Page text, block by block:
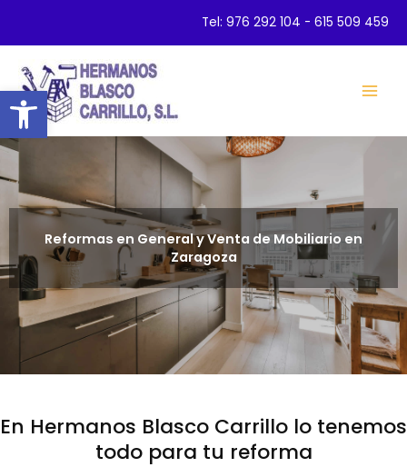
Abrir barra de herramientas
Tel: 976 292 104 - 615 509 459
Reformas en General y Venta de Mobiliario en
Zaragoza
En Hermanos Blasco Carrillo lo tenemos
todo para tu reforma